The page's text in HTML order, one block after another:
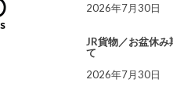
2026年7月30日
JR貨物／お盆休
て
2026年7月30日